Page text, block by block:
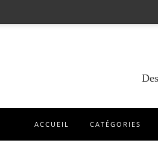
ACCUEIL CATÉGORIES